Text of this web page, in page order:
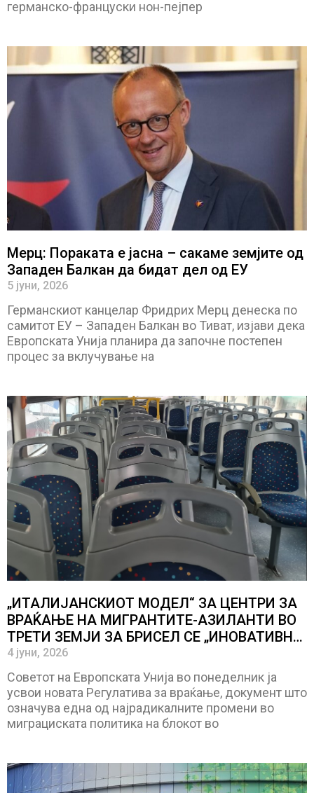
германско-француски нон-пејпер
Мерц: Пораката е јасна – сакаме земјите од
Западен Балкан да бидат дел од ЕУ
5 јуни, 2026
Германскиот канцелар Фридрих Мерц денеска по
самитот ЕУ – Западен Балкан во Тиват, изјави дека
Европската Унија планира да започне постепен
процес за вклучување на
„ИТАЛИЈАНСКИОТ МОДЕЛ“ ЗА ЦЕНТРИ ЗА
ВРАЌАЊЕ НА МИГРАНТИТЕ-АЗИЛАНТИ ВО
ТРЕТИ ЗЕМЈИ ЗА БРИСЕЛ СЕ „ИНОВАТИВНО
РЕШЕНИЕ“- кој ќе биде домаќин на
европските „центри“ и по која цена?
4 јуни, 2026
Советот на Европската Унија во понеделник ја
усвои новата Регулатива за враќање, документ што
означува една од најрадикалните промени во
миграциската политика на блокот во